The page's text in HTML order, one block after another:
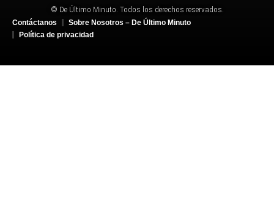
© De Último Minuto. Todos los derechos reservados.
Contáctanos
Sobre Nosotros – De Último Minuto
Política de privacidad